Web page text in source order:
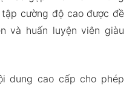
Thenx
cường độ cao được đề
và huấn luyện viên giàu
dung cao cấp cho phép